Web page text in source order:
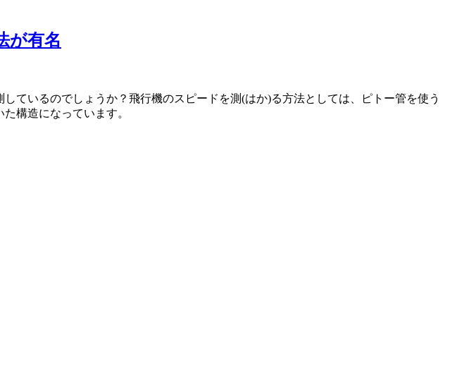
が有名
ているのでしょうか？飛行機のスピードを測(はか)る方法としては、ピトー管を使う
構造になっています。